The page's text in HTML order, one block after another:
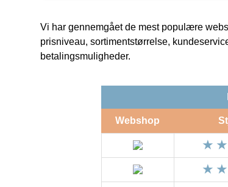
Vi har gennemgået de mest populære
prisniveau, sortimentstørrelse,
betalingsmuligheder.
Webshop